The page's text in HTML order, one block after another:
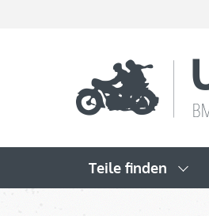
Teile finden